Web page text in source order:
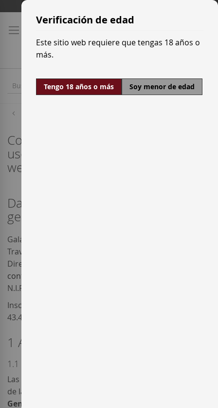
contenido
Condiciones generales de acceso,
uso y de la contratación del sitio
web www.enterwine.com
Datos identificativos de la entidad
gestora del sitio web
Galaxy Wines Online, S.L. (en adelante, “
Travessera de Gracia 119, 08012 Barcelona
Dirección de correo electrónico:
contact@enterwine.com
N.I.F. nº B65924037
Inscrita en el Registro Mercantil de Barcelona, al tomo
43.488, folio 214, hoja nº B-430516, inscripción 1ª.
1 Acceso y utilización del Sitio Web
1.1 Acceso al Sitio Web
Las presentes condiciones generales de acceso, uso y
de la contratación (en adelante, las “
Generales
Verificación de edad
Este sitio web requiere que tengas 18 años o
más.
Tengo 18 años o más Soy menor de edad